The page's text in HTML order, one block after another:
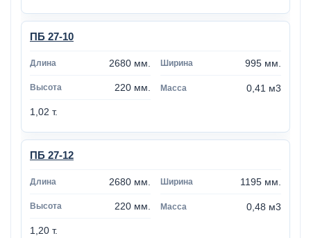
ПБ 27-10
2680 мм. 995 мм.
220 мм. 0,41 м3
1,02 т.
ПБ 27-12
2680 мм. 1195 мм.
220 мм. 0,48 м3
1,20 т.